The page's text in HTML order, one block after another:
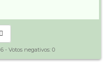
6 - Votos negativos: 0